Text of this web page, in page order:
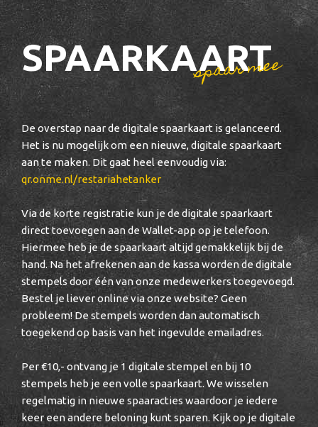
SPAARKAART
spaar mee
De overstap naar de digitale spaarkaart is gelanceerd.
Het is nu mogelijk om een nieuwe, digitale spaarkaart
aan te maken. Dit gaat heel eenvoudig via:
qr.onme.nl/restariahetanker
Via de korte registratie kun je de digitale spaarkaart
direct toevoegen aan de Wallet-app op je telefoon.
Hiermee heb je de spaarkaart altijd gemakkelijk bij de
hand. Na het afrekenen aan de kassa worden de digitale
stempels door één van onze medewerkers toegevoegd.
Bestel je liever online via onze website? Geen
probleem! De stempels worden dan automatisch
toegekend op basis van het ingevulde emailadres.
Per €10,- ontvang je 1 digitale stempel en bij 10
stempels heb je een volle spaarkaart. We wisselen
regelmatig in nieuwe spaaracties waardoor je iedere
keer een andere beloning kunt sparen. Kijk op je digitale